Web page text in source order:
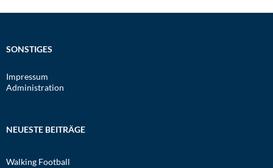
SONSTIGES
Impressum
Administration
NEUESTE BEITRÄGE
Walking Football